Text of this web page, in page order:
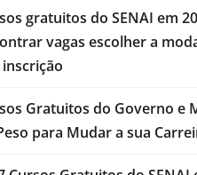
gratuitos do SENAI em
vagas escolher a
Gratuitos do Governo e
para Mudar a sua